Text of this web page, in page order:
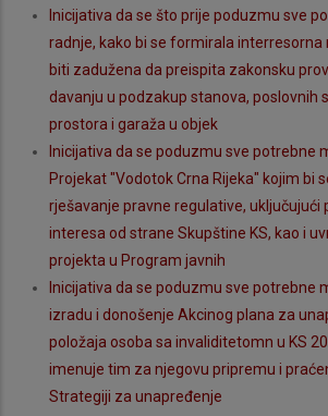
Inicijativa da se što prije poduzmu sve
radnje, kako bi se formirala interresorna
biti zadužena da preispita zakonsku
davanju u podzakup stanova, poslovnih
prostora i garaža u objek
Inicijativa da se poduzmu sve potrebne
Projekat "Vodotok Crna Rijeka" kojim bi
rješavanje pravne regulative, uključujući
interesa od strane Skupštine KS, kao i
projekta u Program javnih
Inicijativa da se poduzmu sve potrebne
izradu i donošenje Akcinog plana za
položaja osoba sa invaliditetomn u KS
imenuje tim za njegovu pripremu i
Strategiji za unapređenje